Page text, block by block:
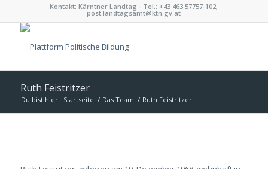
Kontakt: Kärntner Landtag - Tel.: +43 463 57757-102,
post.landtagsamt@ktn.gv.at
Ruth Feistritzer
Du bist hier: Startseite / Das Team / Ruth Feistritzer